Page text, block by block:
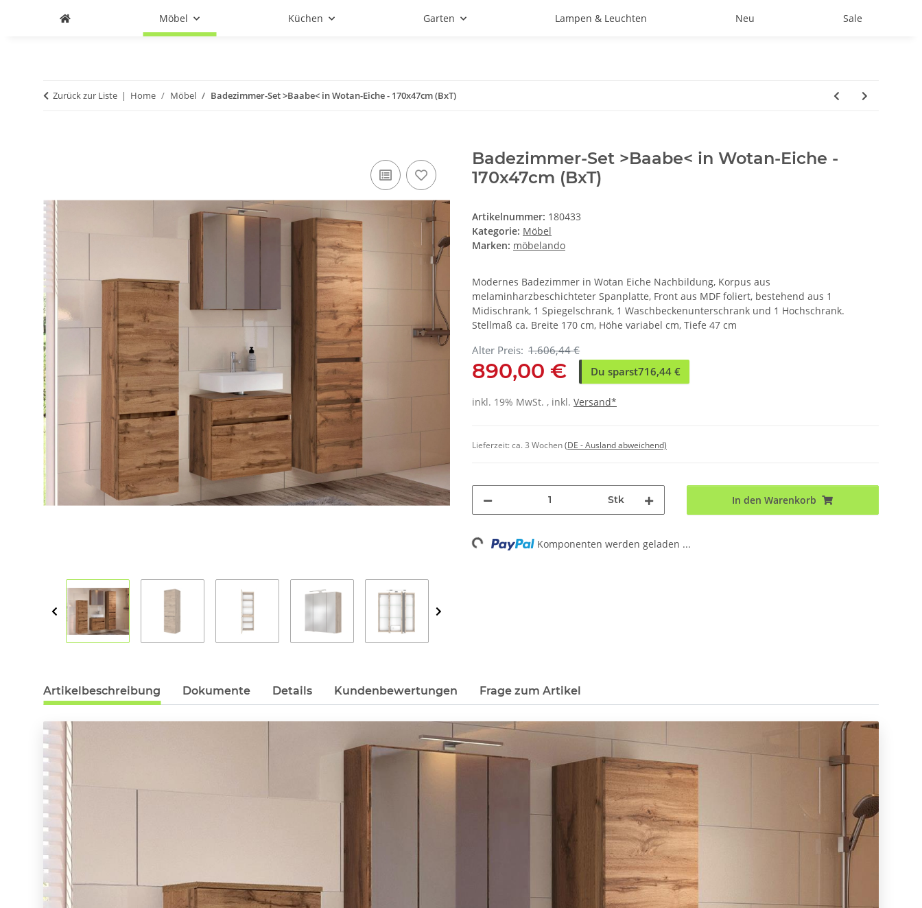
Möbel Küchen Garten Lampen & Leuchten Neu Sale
Zurück zur Liste Home Möbel Badezimmer-Set >Baabe< in Wotan-Eiche - 170x47cm (BxT)
Badezimmer-Set >Baabe< in Wotan-Eiche -
170x47cm (BxT)
Artikelnummer: 180433
Kategorie: Möbel
Marken: möbelando
Modernes Badezimmer in Wotan Eiche Nachbildung, Korpus aus
melaminharzbeschichteter Spanplatte, Front aus MDF foliert, bestehend aus 1
Midischrank, 1 Spiegelschrank, 1 Waschbeckenunterschrank und 1 Hochschrank.
Stellmaß ca. Breite 170 cm, Höhe variabel cm, Tiefe 47 cm
Alter Preis: 1.606,44 €
890,00 € Du sparst716,44 €
inkl. 19% MwSt. , inkl. Versand*
Lieferzeit:ca. 3 Wochen(DE - Ausland abweichend)
Stk In den Warenkorb
Loading... Komponenten werden geladen ...
Artikelbeschreibung Dokumente Details Kundenbewertungen Frage zum Artikel